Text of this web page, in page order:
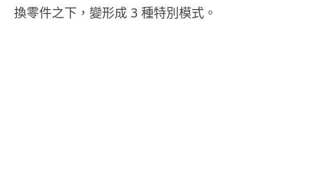
換零件之下，變形成 3 種特別模式。